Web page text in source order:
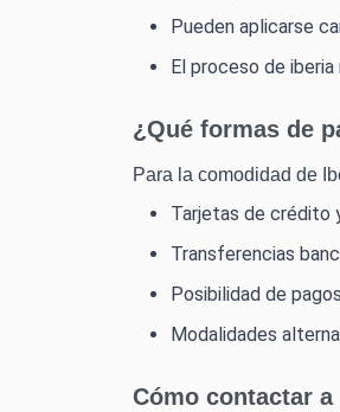
Pueden aplicarse
El proceso de
¿Qué formas de
Para la comodidad de
Tarjetas de crédito
Transferencias
Posibilidad de
Modalidades
Cómo contactar